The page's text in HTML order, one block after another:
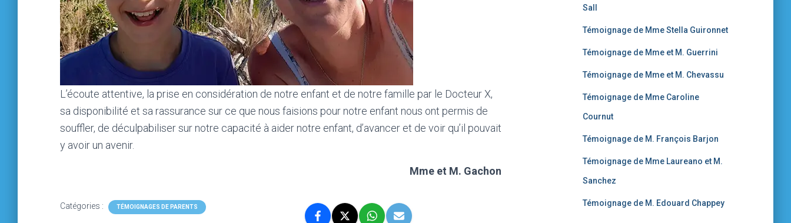
L’écoute attentive, la prise en considération de notre enfant et de notre famille par le Docteur X,
sa disponibilité et sa rassurance sur ce que nous faisions pour notre enfant nous ont permis de
souffler, de déculpabiliser sur notre capacité à aider notre enfant, d’avancer et de voir qu’il pouvait
y avoir un avenir.
Mme et M. Gachon
Catégories : TÉMOIGNAGES DE PARENTS
Sall
Témoignage de Mme Stella Guironnet
Témoignage de Mme et M. Guerrini
Témoignage de Mme et M. Chevassu
Témoignage de Mme Caroline
Cournut
Témoignage de M. François Barjon
Témoignage de Mme Laureano et M.
Sanchez
Témoignage de M. Edouard Chappey